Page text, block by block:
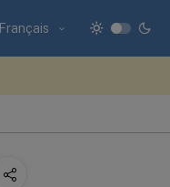
Français